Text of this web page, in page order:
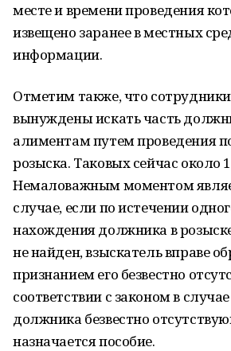
месте и времени проведения
извещено заранее в местных
информации.
Отметим также, что
вынуждены искать часть
алиментам путем проведения
розыска. Таковых сейчас около
Немаловажным моментом
случае, если по истечении
нахождения должника в
не найден, взыскатель вправе
признанием его безвестно
соответствии с законом в
должника безвестно
назначается пособие.